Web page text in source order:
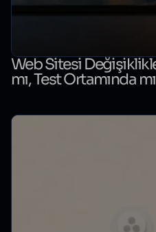
Web Sitesi
mı, Test Ortamında mı